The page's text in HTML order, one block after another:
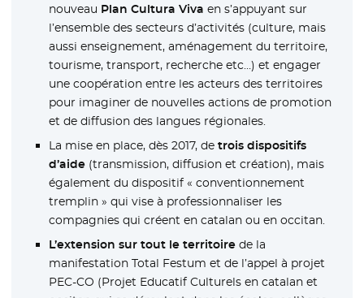
nouveau Plan Cultura Viva en s’appuyant sur
l’ensemble des secteurs d’activités (culture, mais
aussi enseignement, aménagement du territoire,
tourisme, transport, recherche etc…) et engager
une coopération entre les acteurs des territoires
pour imaginer de nouvelles actions de promotion
et de diffusion des langues régionales.
La mise en place, dès 2017, de trois dispositifs
d’aide(transmission, diffusion et création), mais
également du dispositif « conventionnement
tremplin » qui vise à professionnaliser les
compagnies qui créent en catalan ou en occitan.
L’extension sur tout le territoire de la
manifestation Total Festum et de l’appel à projet
PEC-CO (Projet Educatif Culturels en catalan et